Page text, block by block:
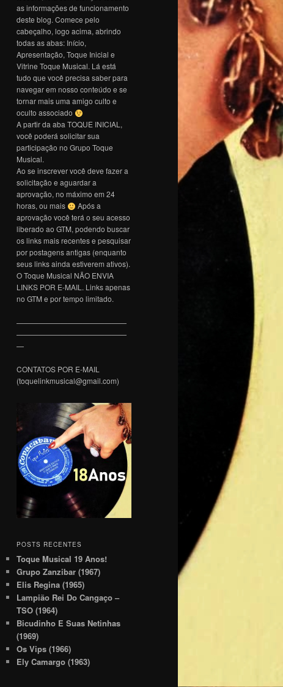
as informações de funcionamento
deste blog. Comece pelo
cabeçalho, logo acima, abrindo
todas as abas: Início,
Apresentação, Toque Inicial e
Vitrine Toque Musical. Lá está
tudo que você precisa saber para
navegar em nosso conteúdo e se
tornar mais uma amigo culto e
oculto associado
A partir da aba TOQUE INICIAL,
você poderá solicitar sua
participação no Grupo Toque
Musical.
Ao se inscrever você deve fazer a
solicitação e aguardar a
aprovação, no máximo em 24
horas, ou mais
Após a
aprovação você terá o seu acesso
liberado ao GTM, podendo buscar
os links mais recentes e pesquisar
por postagens antigas (enquanto
seus links ainda estiverem ativos).
O Toque Musical NÃO ENVIA
LINKS POR E-MAIL. Links apenas
no GTM e por tempo limitado.
———————————————
———————————————
—
CONTATOS POR E-MAIL
(toquelinkmusical@gmail.com)
POSTS RECENTES
Toque Musical 19 Anos!
Grupo Zanzibar (1967)
Elis Regina (1965)
Lampião Rei Do Cangaço –
TSO (1964)
Bicudinho E Suas Netinhas
(1969)
Os Vips (1966)
Ely Camargo (1963)